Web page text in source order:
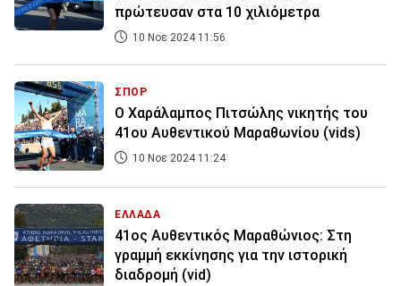
πρώτευσαν στα 10 χιλιόμετρα
10 Νοε 2024 11:56
ΣΠΟΡ
Ο Χαράλαμπος Πιτσώλης νικητής του
41ου Αυθεντικού Μαραθωνίου (vids)
10 Νοε 2024 11:24
ΕΛΛΑΔΑ
41ος Αυθεντικός Μαραθώνιος: Στη
γραμμή εκκίνησης για την ιστορική
διαδρομή (vid)